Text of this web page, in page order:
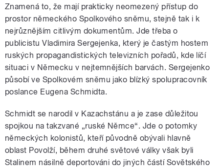
Znamená to, že mají prakticky neomezený přístup do
prostor německého Spolkového sněmu, stejně tak i k
nejrůznějším citlivým dokumentům. Jde třeba o
publicistu Vladimira Sergejenka, který je častým hostem
ruských propagandistických televizních pořadů, kde líčí
situaci v Německu v nejtemnějších barvách. Sergejenko
působí ve Spolkovém sněmu jako blízký spolupracovník
poslance Eugena Schmidta.
Schmidt se narodil v Kazachstánu a je zase důležitou
spojkou na takzvané „ruské Němce“. Jde o potomky
německých kolonistů, kteří původně obývali hlavně
oblast Povolží, během druhé světové války však byli
Stalinem násilně deportováni do jiných částí Sovětského